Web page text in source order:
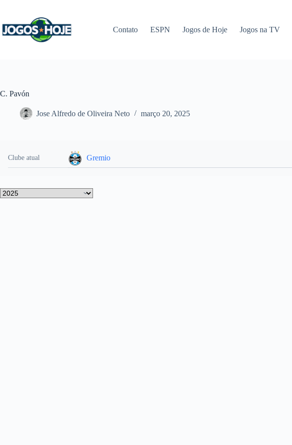
conteúdo
Contato ESPN Jogos de Hoje Jogos na TV
C. Pavón
Jose Alfredo de Oliveira Neto março 20, 2025
Clube atual Gremio